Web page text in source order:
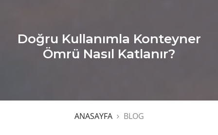
Doğru Kullanımla Konteyner
Ömrü Nasıl Katlanır?
ANASAYFA BLOG